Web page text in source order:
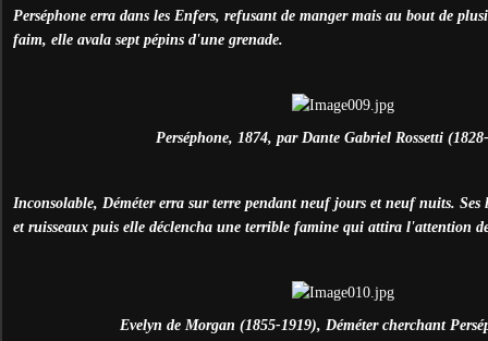
Perséphone erra dans les Enfers, refusant de manger mais au bout de
faim, elle avala sept pépins d'une grenade.
Perséphone, 1874, par Dante Gabriel Rossetti
Inconsolable, Déméter erra sur terre pendant neuf jours et neuf nuits. Ses
et ruisseaux puis elle déclencha une terrible famine qui attira l'attention
Evelyn de Morgan (1855-1919), Déméter cherchant